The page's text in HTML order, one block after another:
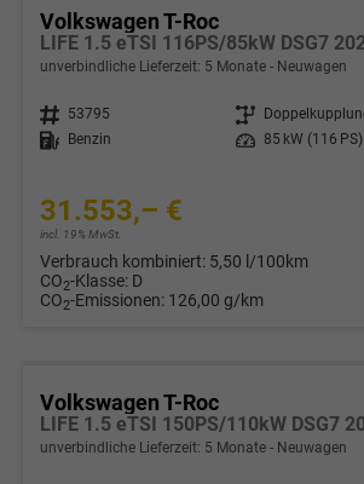
Volkswagen T-Roc
unverbindliche Lieferzeit: 5 Monate Neuwagen
Fahrzeugnr. 53795 Getriebe
Kraftstoff
Benzin Leistung 85 kW (116 PS)
31.553,– €
incl. 19% MwSt.
Verbrauch kombiniert: 5,50 l/100km
CO2-Klasse: D
CO2-Emissionen: 126,00 g/km
Volkswagen T-Roc
unverbindliche Lieferzeit: 5 Monate Neuwagen